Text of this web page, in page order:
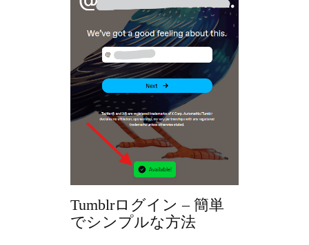
Tumblrログイン – 簡単
でシンプルな方法